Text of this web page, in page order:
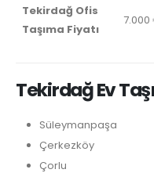
Tekirdağ Ofis
Taşıma Fiyatı
7.000
Tekirdağ Ev
Süleymanpaşa
Çerkezköy
Çorlu